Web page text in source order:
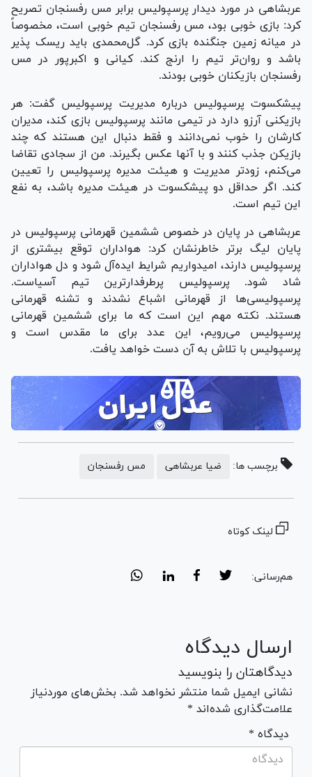
عربشاهی در مورد دیدار پرسپولیس برابر مس رفسنجان تصریح
کرد: بازی خوبی بود، مس رفسنجان تیم خوبی است، مخصوصاً
در میانه زمین جنگنده بازی کرد. گل‌محمدی باید ریسک پذیر
باشد و روان‌تر تیم را ارنج کند. کیانی و اکبرپور در مس
رفسنجان بازیکنان خوبی بودند.
پیشکسوت پرسپولیس درباره مدیریت پرسپولیس گفت: هر
بازیکنی آرزو دارد در تیمی مانند پرسپولیس بازی کند، مدیران
کارشان را خوب نمی‌دانند و فقط دنبال این هستند که چند
بازیکن جذب کنند و با آنها عکس بگیرند. من از سجادی تقاضا
می‌کنم، زودتر مدیریت و هیئت مدیره پرسپولیس را تعیین
کند. اگر حداقل دو پیشکسوت در هیئت مدیره باشد، به نفع
این تیم است.
عربشاهی در پایان در خصوص ششمین قهرمانی پرسپولیس در
پایان لیگ برتر خاطرنشان کرد: هواداران توقع بیشتری از
پرسپولیس دارند، امیدواریم شرایط ایده‌آل شود و دل هواداران
شاد شود. پرسپولیس پرطرفدارترین تیم آسیاست.
پرسپولیسی‌ها از قهرمانی اشباع نشدند و تشنه قهرمانی
هستند. نکته مهم این است که ما برای ششمین قهرمانی
پرسپولیس می‌رویم، این عدد برای ما مقدس است و
پرسپولیس با تلاش به آن دست خواهد یافت.
برچسب ها: ضیا عربشاهی مس رفسنجان
لینک کوتاه
هم‌رسانی:
ارسال دیدگاه
دیدگاهتان را بنویسید
نشانی ایمیل شما منتشر نخواهد شد. بخش‌های موردنیاز
علامت‌گذاری شده‌اند *
* دیدگاه